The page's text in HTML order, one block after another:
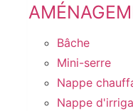
Bâche
Mini-serre
Nappe
Nappe